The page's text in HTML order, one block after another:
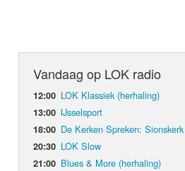
Vandaag op LOK radio
12:00 LOK Klassiek (herhaling)
13:00 IJsselsport
18:00 De Kerken Spreken: Sionskerk
20:30 LOK Slow
21:00 Blues & More (herhaling)